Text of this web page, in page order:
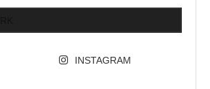
INSTAGRAM